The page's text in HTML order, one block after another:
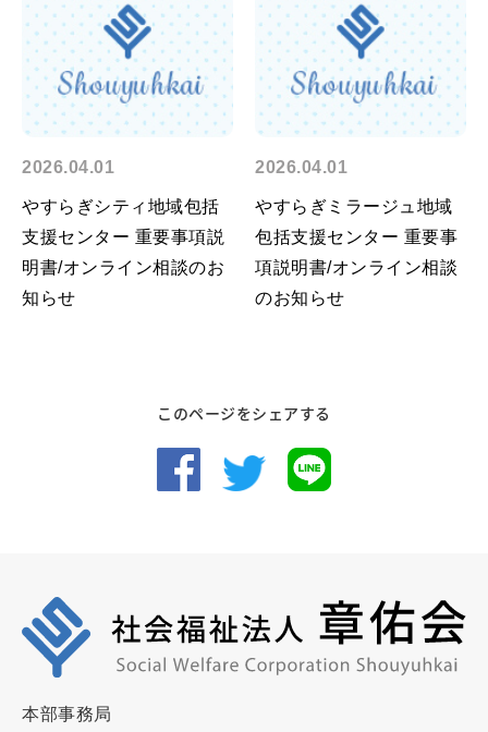
2026.04.01
やすらぎシティ地域包括
支援センター 重要事項説
明書/オンライン相談のお
知らせ
2026.04.01
やすらぎミラージュ地域
包括支援センター 重要事
項説明書/オンライン相談
のお知らせ
このページをシェアする
本部事務局